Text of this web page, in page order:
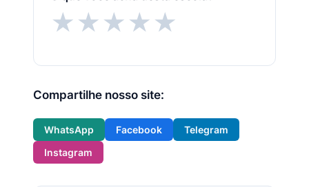
★★★★★
Compartilhe nosso site:
WhatsApp Facebook
Telegram
Instagram